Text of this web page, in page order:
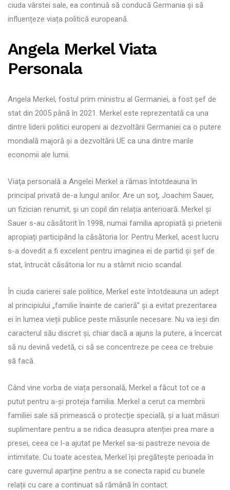
ciuda vârstei sale, ea continuă să conducă Germania și să
influențeze viața politică europeană.
Angela Merkel Viata
Personala
Angela Merkel, fostul prim ministru al Germaniei, a fost șef de
stat din 2005 până în 2021. Merkel este reprezentată ca una
dintre liderii politici europeni ai dezvoltării Germaniei ca o putere
mondială majoră și a dezvoltării UE ca una dintre marile
economii ale lumii.
Viaţa personală a Angelei Merkel a rămas întotdeauna în
principal privată de-a lungul anilor. Are un soț, Joachim Sauer,
un fizician renumit, și un copil din relația anterioară. Merkel și
Sauer s-au căsătorit în 1998, numai familia apropiată și prietenii
apropiați participând la căsătoria lor. Pentru Merkel, acest lucru
s-a dovedit a fi excelent pentru imaginea ei de partid și șef de
stat, întrucât căsătoria lor nu a stârnit nicio scandal.
În ciuda carierei sale politice, Merkel este întotdeauna un adept
al principiului „familie înainte de carieră” și a evitat prezentarea
ei în lumea vieții publice peste măsurile necesare. Nu va ieși din
caracterul său discret și, chiar dacă a ajuns la putere, a încercat
să nu devină vedetă, ci să se concentreze pe ceea ce trebuie
să facă.
Când vine vorba de viața personală, Merkel a făcut tot ce a
putut pentru a-și proteja familia. Merkel a cerut ca membrii
familiei sale să primească o protecție specială, și a luat măsuri
suplimentare pentru a se ridica deasupra atenției prea mare a
presei, ceea ce l-a ajutat pe Merkel sa-si pastreze nevoia de
intimitate. Cu toate acestea, Merkel își pregătește perioada în
care guvernul aparține pentru a se conecta rapid cu bunele
relații cu care a continuat să rămână în contact.